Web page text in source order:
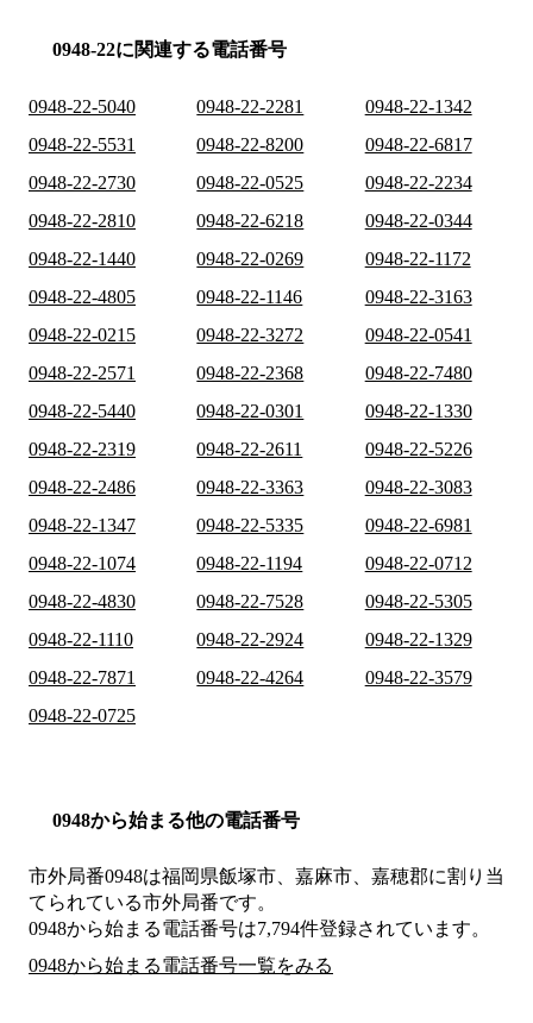
0948-22に関連する電話番号
0948-22-5040 0948-22-2281
0948-22-1342
0948-22-5531
0948-22-8200
0948-22-6817
0948-22-2730
0948-22-0525
0948-22-2234
0948-22-2810
0948-22-6218
0948-22-0344
0948-22-1440
0948-22-0269
0948-22-1172
0948-22-4805
0948-22-1146
0948-22-3163
0948-22-0215
0948-22-3272
0948-22-0541
0948-22-2571
0948-22-2368
0948-22-7480
0948-22-5440
0948-22-0301
0948-22-1330
0948-22-2319
0948-22-2611
0948-22-5226
0948-22-2486
0948-22-3363
0948-22-3083
0948-22-1347
0948-22-5335
0948-22-6981
0948-22-1074
0948-22-1194
0948-22-0712
0948-22-4830
0948-22-7528
0948-22-5305
0948-22-1110
0948-22-2924
0948-22-1329
0948-22-7871
0948-22-4264
0948-22-3579
0948-22-0725
0948から始まる他の電話番号
市外局番0948は福岡県飯塚市、嘉麻市、嘉穂郡に割り当
てられている市外局番です。
0948から始まる電話番号は7,794件登録されています。
0948から始まる電話番号一覧をみる